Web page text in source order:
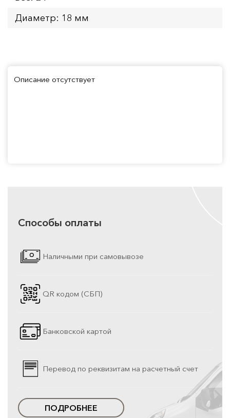
Диаметр: 18 мм
Описание отсутствует
Способы оплаты
Наличными при самовывозе
QR кодом (СБП)
Банковской картой
Перевод по реквизитам на расчетный счет
ПОДРОБНЕЕ